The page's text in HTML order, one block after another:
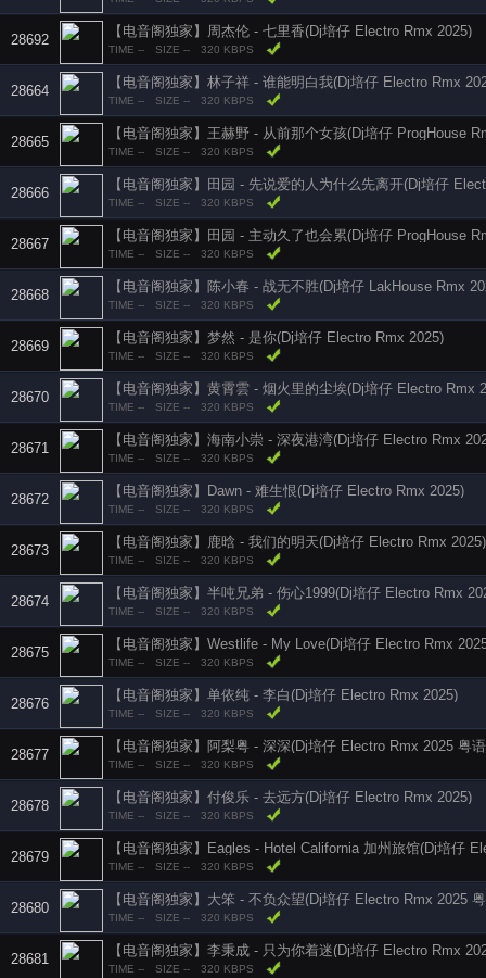
28692
【电音阁独家】周杰伦 - 七里香(Dj培仔 Electro Rmx 2025)
TIME -- SIZE -- 320 KBPS
28664
【电音阁独家】林子祥 - 谁能明白我(Dj培仔 Electro Rmx
TIME -- SIZE -- 320 KBPS
28665
【电音阁独家】王赫野 - 从前那个女孩(Dj培仔 ProgHouse
TIME -- SIZE -- 320 KBPS
28666
【电音阁独家】田园 - 先说爱的人为什么先离开(Dj培仔
TIME -- SIZE -- 320 KBPS
28667
【电音阁独家】田园 - 主动久了也会累(Dj培仔 ProgHouse
TIME -- SIZE -- 320 KBPS
28668
【电音阁独家】陈小春 - 战无不胜(Dj培仔 LakHouse Rmx
TIME -- SIZE -- 320 KBPS
28669
【电音阁独家】梦然 - 是你(Dj培仔 Electro Rmx 2025)
TIME -- SIZE -- 320 KBPS
28670
【电音阁独家】黄霄雲 - 烟火里的尘埃(Dj培仔 Electro Rmx
TIME -- SIZE -- 320 KBPS
28671
【电音阁独家】海南小崇 - 深夜港湾(Dj培仔 Electro Rmx
TIME -- SIZE -- 320 KBPS
28672
【电音阁独家】Dawn - 难生恨(Dj培仔 Electro Rmx 2025)
TIME -- SIZE -- 320 KBPS
28673
【电音阁独家】鹿晗 - 我们的明天(Dj培仔 Electro Rmx 2025)
TIME -- SIZE -- 320 KBPS
28674
【电音阁独家】半吨兄弟 - 伤心1999(Dj培仔 Electro Rmx
TIME -- SIZE -- 320 KBPS
28675
【电音阁独家】Westlife - My Love(Dj培仔 Electro Rmx
TIME -- SIZE -- 320 KBPS
28676
【电音阁独家】单依纯 - 李白(Dj培仔 Electro Rmx 2025)
TIME -- SIZE -- 320 KBPS
28677
【电音阁独家】阿梨粤 - 深深(Dj培仔 Electro Rmx 2025 粤
TIME -- SIZE -- 320 KBPS
28678
【电音阁独家】付俊乐 - 去远方(Dj培仔 Electro Rmx 2025)
TIME -- SIZE -- 320 KBPS
28679
【电音阁独家】Eagles - Hotel California 加州旅馆(Dj培仔
TIME -- SIZE -- 320 KBPS
28680
【电音阁独家】大笨 - 不负众望(Dj培仔 Electro Rmx 2025
TIME -- SIZE -- 320 KBPS
28681
【电音阁独家】李秉成 - 只为你着迷(Dj培仔 Electro Rmx
TIME -- SIZE -- 320 KBPS